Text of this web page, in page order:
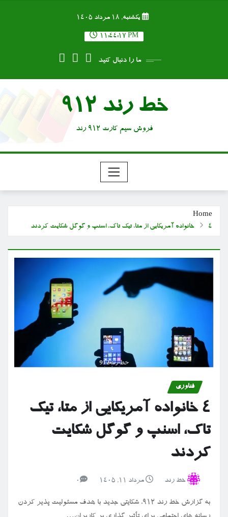
یکشنبه, ۱۸ مرداد ۱۴۰۵
11:44:17 PM
ما را دنبال کنید
خط رند 912
فروش سیم کارت 912 رند
Home
۴ خانواده آمریکایی از متا، تیک تاک، اسنپ و گوگل شکایت کردند
فناوری
۴ خانواده آمریکایی از متا، تیک
تاک، اسنپ و گوگل شکایت
کردند
خط رند مرداد ۱۱, ۱۴۰۵ 0
به گزارش خط رند 912، شکایتی جدید با هدف مسئولیت پذیر کردن